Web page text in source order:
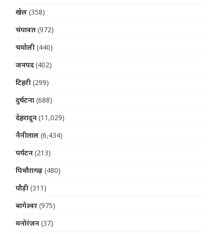
खेल (358)
चंपावत (972)
चमोली (440)
जनपद (402)
टिहरी (299)
दुर्घटना (688)
देहरादून (11,029)
नैनीताल (6,434)
पर्यटन (213)
पिथौरागढ़ (480)
पौड़ी (311)
बागेश्वर (975)
मनोरंजन (37)